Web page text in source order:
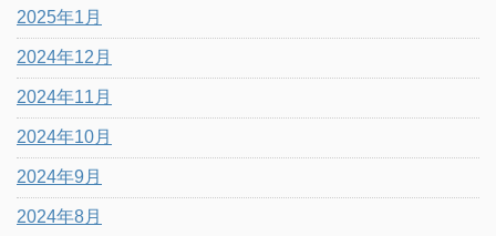
2025年1月
2024年12月
2024年11月
2024年10月
2024年9月
2024年8月